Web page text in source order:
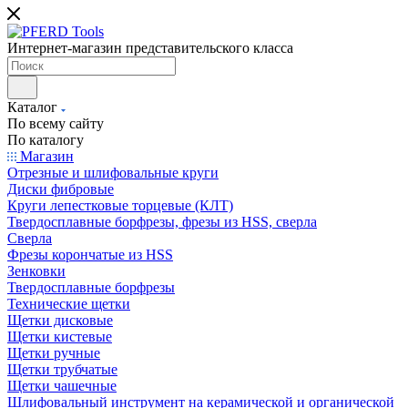
Интернет-магазин представительского класса
Каталог
По всему сайту
По каталогу
Магазин
Отрезные и шлифовальные круги
Диски фибровые
Круги лепестковые торцевые (КЛТ)
Твердосплавные борфрезы, фрезы из HSS, сверла
Сверла
Фрезы корончатые из HSS
Зенковки
Твердосплавные борфрезы
Технические щетки
Щетки дисковые
Щетки кистевые
Щетки ручные
Щетки трубчатые
Щетки чашечные
Шлифовальный инструмент на керамической и органической